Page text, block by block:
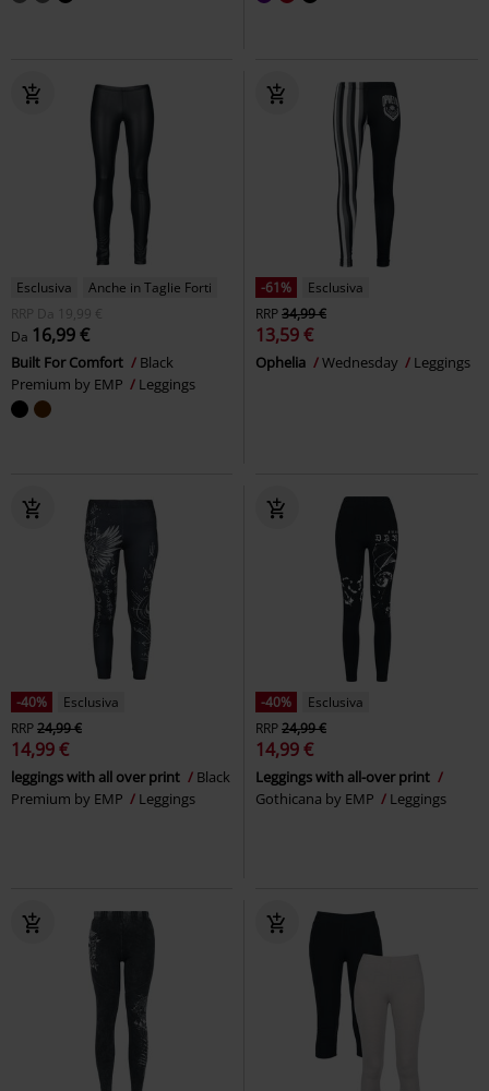
Esclusiva
Anche in Taglie Forti
RRP
Da
19,99 €
Da 16,99 €
Built For Comfort
Black
Premium by EMP
Leggings
-61%
Esclusiva
RRP34,99 €
13,59 €
Ophelia Wednesday Leggings
-40%
Esclusiva
RRP24,99 €
14,99 €
leggings with all over print
Black
Premium by EMP
Leggings
-40%
Esclusiva
RRP24,99 €
14,99 €
Leggings with all-over print
Gothicana by EMP
Leggings